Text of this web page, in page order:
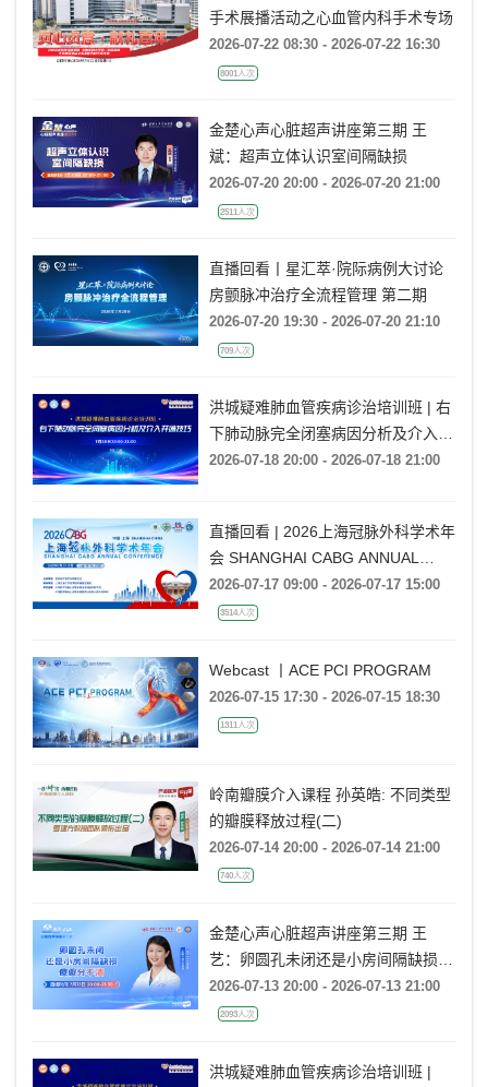
手术展播活动之心血管内科手术专场
2026-07-22 08:30 - 2026-07-22 16:30
8001人次
金楚心声心脏超声讲座第三期 王
斌：超声立体认识室间隔缺损
2026-07-20 20:00 - 2026-07-20 21:00
2511人次
直播回看丨星汇萃·院际病例大讨论
房颤脉冲治疗全流程管理 第二期
2026-07-20 19:30 - 2026-07-20 21:10
709人次
洪城疑难肺血管疾病诊治培训班 | 右
下肺动脉完全闭塞病因分析及介入开
通技巧
2026-07-18 20:00 - 2026-07-18 21:00
直播回看 | 2026上海冠脉外科学术年
会 SHANGHAI CABG ANNUAL
CONFERENCE
2026-07-17 09:00 - 2026-07-17 15:00
3514人次
Webcast 丨ACE PCI PROGRAM
2026-07-15 17:30 - 2026-07-15 18:30
1311人次
岭南瓣膜介入课程 孙英皓: 不同类型
的瓣膜释放过程(二)
2026-07-14 20:00 - 2026-07-14 21:00
740人次
金楚心声心脏超声讲座第三期 王
艺：卵圆孔未闭还是小房间隔缺损，
傻傻分不清
2026-07-13 20:00 - 2026-07-13 21:00
2093人次
洪城疑难肺血管疾病诊治培训班 |